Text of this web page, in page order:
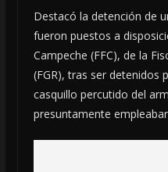
Destacó la detención de
fueron puestos a
Campeche (FFC), de la
(FGR), tras ser detenidos
casquillo percutido del
presuntamente